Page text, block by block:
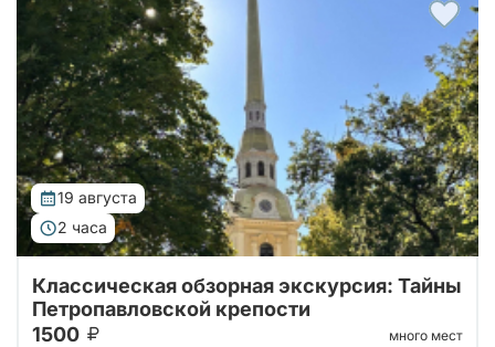
Тур от наших проверенных партнеров! Обзорная
экскурсия по городу с посещением территории
Петропавловской крепости!
19 августа
2 часа
Классическая обзорная экскурсия: Тайны
Петропавловской крепости
1500
много мест